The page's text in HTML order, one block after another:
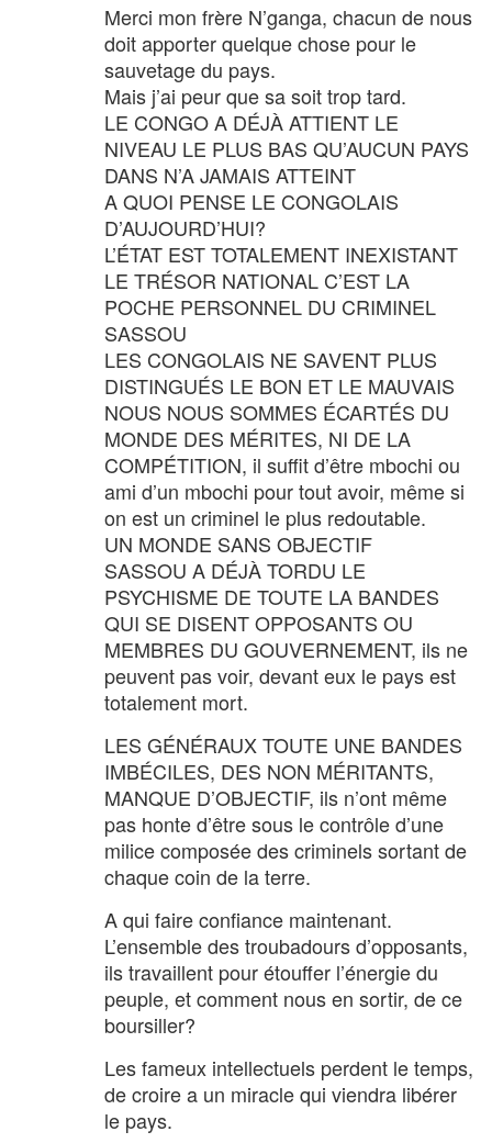
Merci mon frère N’ganga, chacun de nous
doit apporter quelque chose pour le
sauvetage du pays.
Mais j’ai peur que sa soit trop tard.
LE CONGO A DÉJÀ ATTIENT LE
NIVEAU LE PLUS BAS QU’AUCUN PAYS
DANS N’A JAMAIS ATTEINT
A QUOI PENSE LE CONGOLAIS
D’AUJOURD’HUI?
L’ÉTAT EST TOTALEMENT INEXISTANT
LE TRÉSOR NATIONAL C’EST LA
POCHE PERSONNEL DU CRIMINEL
SASSOU
LES CONGOLAIS NE SAVENT PLUS
DISTINGUÉS LE BON ET LE MAUVAIS
NOUS NOUS SOMMES ÉCARTÉS DU
MONDE DES MÉRITES, NI DE LA
COMPÉTITION, il suffit d’être mbochi ou
ami d’un mbochi pour tout avoir, même si
on est un criminel le plus redoutable.
UN MONDE SANS OBJECTIF
SASSOU A DÉJÀ TORDU LE
PSYCHISME DE TOUTE LA BANDES
QUI SE DISENT OPPOSANTS OU
MEMBRES DU GOUVERNEMENT, ils ne
peuvent pas voir, devant eux le pays est
totalement mort.
LES GÉNÉRAUX TOUTE UNE BANDES
IMBÉCILES, DES NON MÉRITANTS,
MANQUE D’OBJECTIF, ils n’ont même
pas honte d’être sous le contrôle d’une
milice composée des criminels sortant de
chaque coin de la terre.
A qui faire confiance maintenant.
L’ensemble des troubadours d’opposants,
ils travaillent pour étouffer l’énergie du
peuple, et comment nous en sortir, de ce
boursiller?
Les fameux intellectuels perdent le temps,
de croire a un miracle qui viendra libérer
le pays.